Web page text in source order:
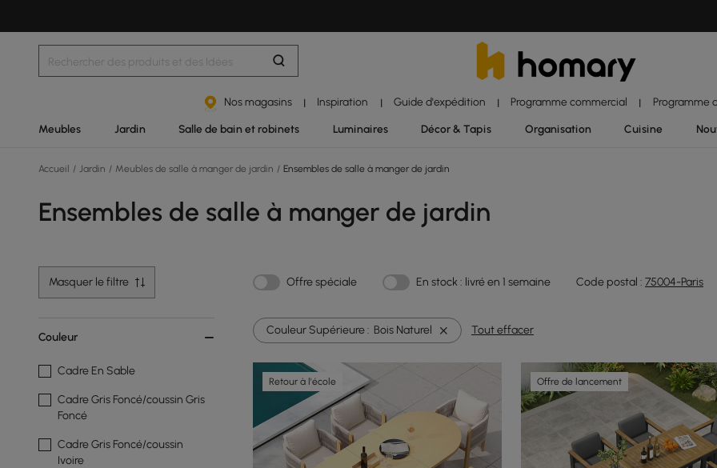
Nos magasins | Inspiration | Guide d'expédition | Programme commercial | Programme
Meubles Jardin Salle de bain et robinets Luminaires Décor & Tapis Organisation Cuisine
Accueil / Jardin / Meubles de salle à manger de jardin / Ensembles de salle à manger de jardin
Ensembles de salle à manger de jardin
Masquer le filtre Offre spéciale En stock : livré en 1 semaine Code postal : 75004-Paris
Couleur
Cadre En Sable
Cadre Gris Foncé/coussin Gris
Foncé
Cadre Gris Foncé/coussin
Ivoire
Couleur Supérieure : Bois Naturel Tout effacer
Retour à l'école Offre de lancement